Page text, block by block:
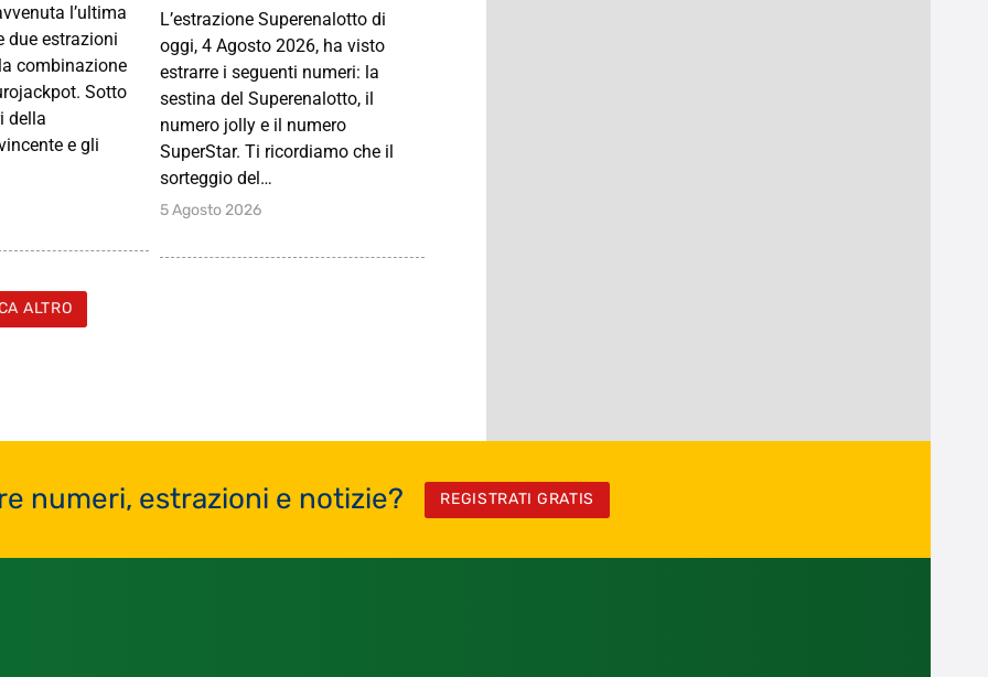
l’ultima
due estrazioni
combinazione
Sotto
della
e gli
L’estrazione Superenalotto di
oggi, 4 Agosto 2026, ha visto
estrarre i seguenti numeri: la
sestina del Superenalotto, il
numero jolly e il numero
SuperStar. Ti ricordiamo che il
sorteggio del…
5 Agosto 2026
ALTRO
numeri, estrazioni e notizie? REGISTRATI GRATIS